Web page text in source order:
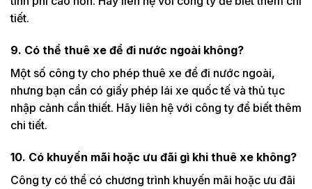
tiết.
9. Có thể thuê xe để đi nước ngoài không?
Một số công ty cho phép thuê xe để đi nước ngoài,
nhưng bạn cần có giấy phép lái xe quốc tế và thủ tục
nhập cảnh cần thiết. Hãy liên hệ với công ty để biết thêm
chi tiết.
10. Có khuyến mãi hoặc ưu đãi gì khi thuê xe không?
Công ty có thể có chương trình khuyến mãi hoặc ưu đãi